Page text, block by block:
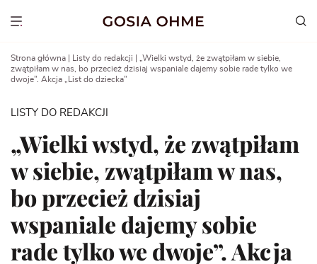
Show menu
Strona główna Listy do redakcji
„Wielki wstyd, że zwątpiłam w siebie,
zwątpiłam w nas, bo przecież dzisiaj wspaniale dajemy sobie rade tylko we
dwoje”. Akcja „List do dziecka”
LISTY DO REDAKCJI
„Wielki wstyd, że zwątpiłam
w siebie, zwątpiłam w nas,
bo przecież dzisiaj
wspaniale dajemy sobie
rade tylko we dwoje”. Akcja